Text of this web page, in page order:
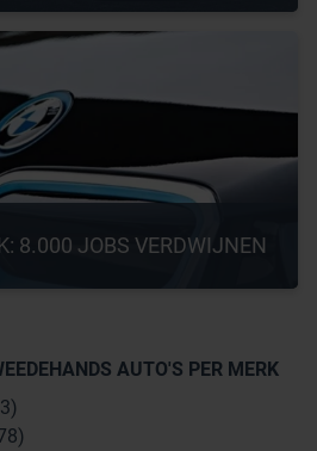
8.000 JOBS VERDWIJNEN
AUTO'S PER MERK